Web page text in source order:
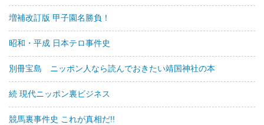
増補改訂版 甲子園名勝負！
昭和・平成 日本テロ事件史
別冊宝島 ニッポン人なら読んでおきたい靖国神社の本
続 現代ニッポン裏ビジネス
競馬裏事件史 これが真相だ!!